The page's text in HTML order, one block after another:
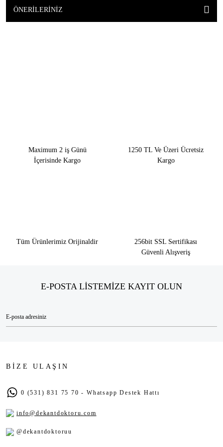
ÖNERILERINIZ
Maximum 2 iş Günü
İçerisinde Kargo
1250 TL Ve Üzeri Ücretsiz
Kargo
Tüm Ürünlerimiz Orijinaldir
256bit SSL Sertifikası
Güvenli Alışveriş
E-POSTA LİSTEMİZE KAYIT OLUN
BİZE ULAŞIN
0 (531) 831 75 70 - Whatsapp Destek Hattı
info@dekantdoktoru.com
@dekantdoktoruu